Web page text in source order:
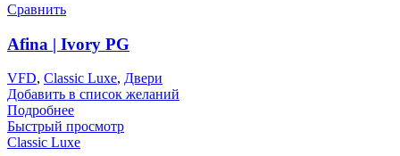
Сравнить
Afina | Ivory PG
VFD, Classic Luxe, Двери
Добавить в список желаний
Подробнее
Быстрый просмотр
Classic Luxe